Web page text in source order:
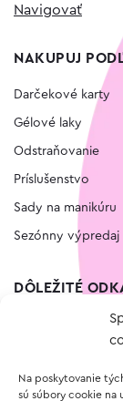
Na poskytovanie
sú súbory cookie na
Navigovať
NAKUPUJ
Darčekové karty
Gélové laky
Odstraňovanie
Príslušenstvo
Sady na manikúru
Sezónny výpredaj
DÔLEŽITÉ
Vernostný